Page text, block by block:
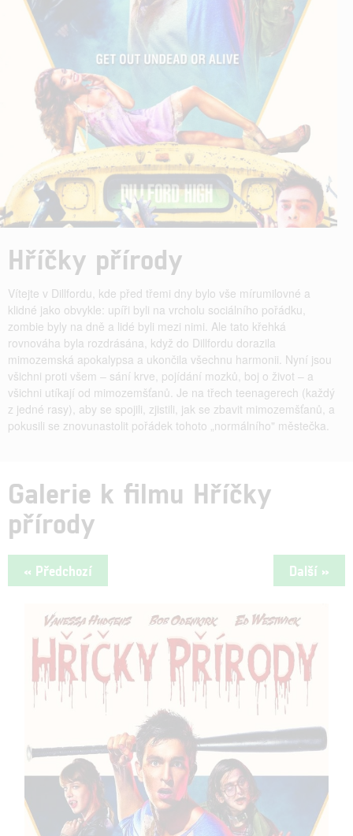
Hříčky přírody
Vítejte v Dillfordu, kde před třemi dny bylo vše mírumilovné a
klidné jako obvykle: upíři byli na vrcholu sociálního pořádku,
zombie byly na dně a lidé byli mezi nimi. Ale tato křehká
rovnováha byla rozdrásána, když do Dillfordu dorazila
mimozemská apokalypsa a ukončila všechnu harmonii. Nyní jsou
všichni proti všem – sání krve, pojídání mozků, boj o život – a
všichni utíkají od mimozemšťanů. Je na třech teenagerech (každý
z jedné rasy), aby se spojili, zjistili, jak se zbavit mimozemšťanů, a
pokusili se znovunastolit pořádek tohoto „normálního" městečka.
Galerie k filmu Hříčky
přírody
« Předchozí Další »